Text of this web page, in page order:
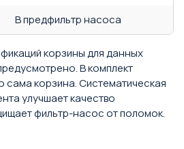
В предфильтр насоса
корзины для данных
В комплект
сама корзина. Систематическая
улучшает качество
фильтр-насос от поломок.